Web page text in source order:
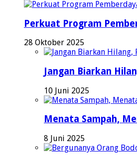
Perkuat Program
28 Oktober 2025
Jangan Biarkan
10 Juni 2025
Menata Sampah,
8 Juni 2025